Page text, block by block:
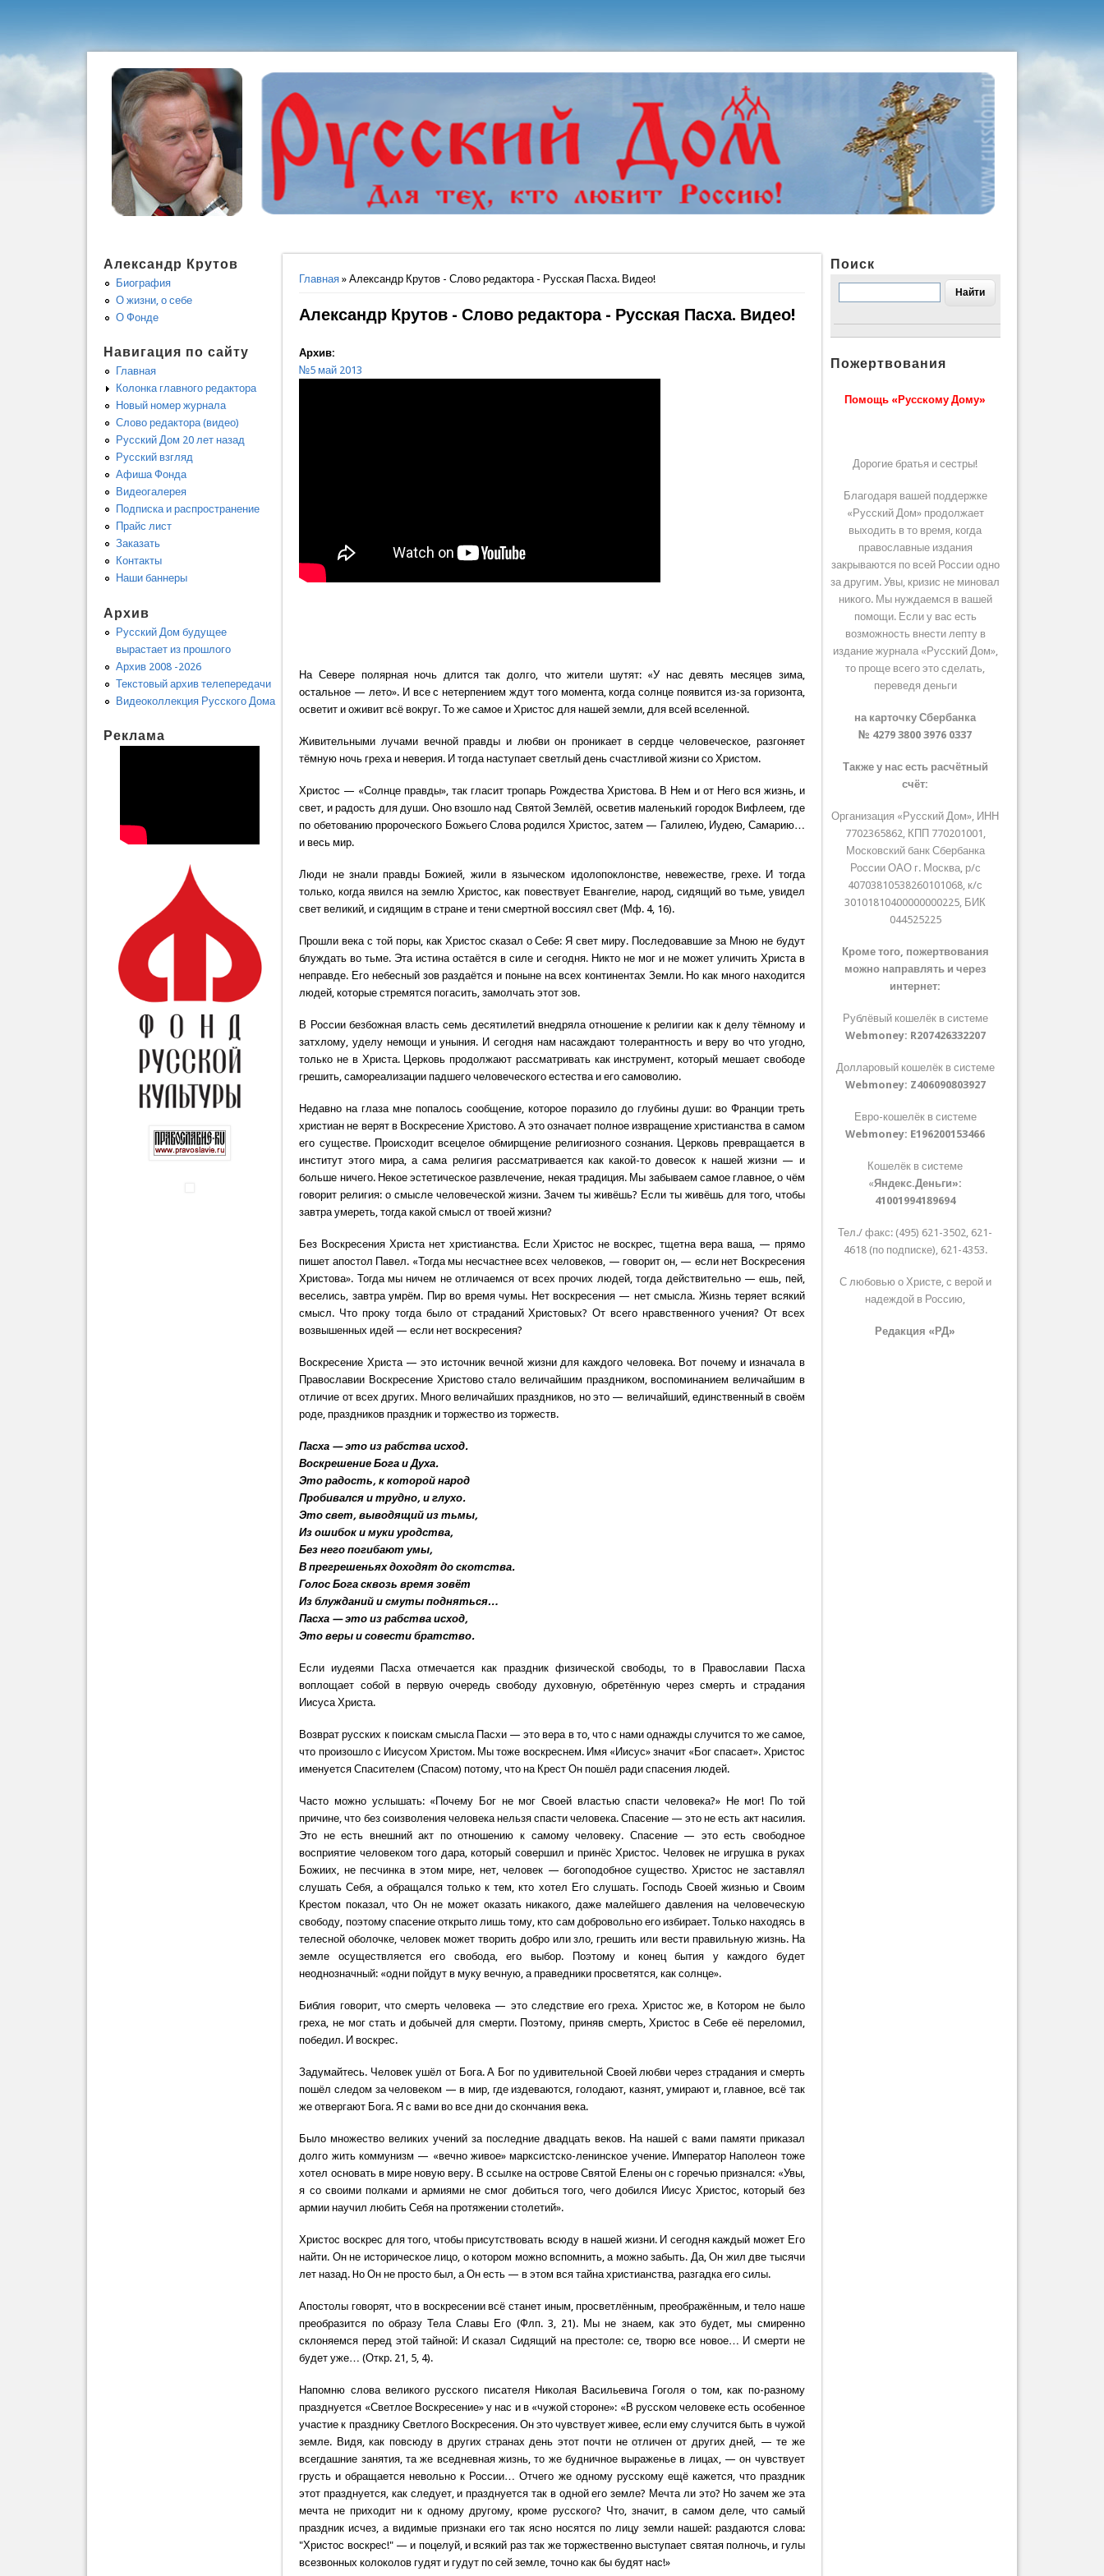
Вы здесь
Главная » Александр Крутов - Слово редактора - Русская Пасха. Видео!
Александр Крутов - Слово редактора - Русская Пасха. Видео!
Архив:
№5 май 2013
На Севере полярная ночь длится так долго, что жители шутят: «У нас девять месяцев зима,
остальное — лето». И все с нетерпением ждут того момента, когда солнце появится из-за горизонта,
осветит и оживит всё вокруг. То же самое и Христос для нашей земли, для всей вселенной.
Живительными лучами вечной правды и любви он проникает в сердце человеческое, разгоняет
тёмную ночь греха и неверия. И тогда наступает светлый день счастливой жизни со Христом.
Христос — «Солнце правды», так гласит тропарь Рождества Христова. В Нем и от Него вся жизнь, и
свет, и радость для души. Оно взошло над Святой Землёй, осветив маленький городок Вифлеем, где
по обетованию пророческого Божьего Слова родился Христос, затем — Галилею, Иудею, Самарию…
и весь мир.
Люди не знали правды Божией, жили в языческом идолопоклонстве, невежестве, грехе. И тогда
только, когда явился на землю Христос, как повествует Евангелие, народ, сидящий во тьме, увидел
свет великий, и сидящим в стране и тени смертной воссиял свет (Мф. 4, 16).
Прошли века с той поры, как Христос сказал о Себе: Я свет миру. Последовавшие за Мною не будут
блуждать во тьме. Эта истина остаётся в силе и сегодня. Никто не мог и не может уличить Христа в
неправде. Его небесный зов раздаётся и поныне на всех континентах Земли. Но как много находится
людей, которые стремятся погасить, замолчать этот зов.
В России безбожная власть семь десятилетий внедряла отношение к религии как к делу тёмному и
затхлому, уделу немощи и уныния. И сегодня нам насаждают толерантность и веру во что угодно,
только не в Христа. Церковь продолжают рассматривать как инструмент, который мешает свободе
грешить, самореализации падшего человеческого естества и его самоволию.
Недавно на глаза мне попалось сообщение, которое поразило до глубины души: во Франции треть
христиан не верят в Воскресение Христово. А это означает полное извращение христианства в самом
его существе. Происходит всецелое обмирщение религиозного сознания. Церковь превращается в
институт этого мира, а сама религия рассматривается как какой-то довесок к нашей жизни — и
больше ничего. Некое эстетическое развлечение, некая традиция. Мы забываем самое главное, о чём
говорит религия: о смысле человеческой жизни. Зачем ты живёшь? Если ты живёшь для того, чтобы
завтра умереть, тогда какой смысл от твоей жизни?
Без Воскресения Христа нет христианства. Если Христос не воскрес, тщетна вера ваша, — прямо
пишет апостол Павел. «Тогда мы несчастнее всех человеков, — говорит он, — если нет Воскресения
Христова». Тогда мы ничем не отличаемся от всех прочих людей, тогда действительно — ешь, пей,
веселись, завтра умрём. Пир во время чумы. Нет воскресения — нет смысла. Жизнь теряет всякий
смысл. Что проку тогда было от страданий Христовых? От всего нравственного учения? От всех
возвышенных идей — если нет воскресения?
Воскресение Христа — это источник вечной жизни для каждого человека. Вот почему и изначала в
Православии Воскресение Христово стало величайшим праздником, воспоминанием величайшим в
отличие от всех других. Много величайших праздников, но это — величайший, единственный в своём
роде, праздников праздник и торжество из торжеств.
Пасха — это из рабства исход.
Воскрешение Бога и Духа.
Это радость, к которой народ
Пробивался и трудно, и глухо.
Это свет, выводящий из тьмы,
Из ошибок и муки уродства,
Без него погибают умы,
В прегрешеньях доходят до скотства.
Голос Бога сквозь время зовёт
Из блужданий и смуты подняться…
Пасха — это из рабства исход,
Это веры и совести братство.
Если иудеями Пасха отмечается как праздник физической свободы, то в Православии Пасха
воплощает собой в первую очередь свободу духовную, обретённую через смерть и страдания
Иисуса Христа.
Возврат русских к поискам смысла Пасхи — это вера в то, что с нами однажды случится то же самое,
что произошло с Иисусом Христом. Мы тоже воскреснем. Имя «Иисус» значит «Бог спасает». Христос
именуется Спасителем (Спасом) потому, что на Крест Он пошёл ради спасения людей.
Часто можно услышать: «Почему Бог не мог Своей властью спасти человека?» Не мог! По той
причине, что без соизволения человека нельзя спасти человека. Спасение — это не есть акт насилия.
Это не есть внешний акт по отношению к самому человеку. Спасение — это есть свободное
восприятие человеком того дара, который совершил и принёс Христос. Человек не игрушка в руках
Божиих, не песчинка в этом мире, нет, человек — богоподобное существо. Христос не заставлял
слушать Себя, а обращался только к тем, кто хотел Его слушать. Господь Своей жизнью и Своим
Крестом показал, что Он не может оказать никакого, даже малейшего давления на человеческую
свободу, поэтому спасение открыто лишь тому, кто сам добровольно его избирает. Только находясь в
телесной оболочке, человек может творить добро или зло, грешить или вести правильную жизнь. На
земле осуществляется его свобода, его выбор. Поэтому и конец бытия у каждого будет
неоднозначный: «одни пойдут в муку вечную, а праведники просветятся, как солнце».
Библия говорит, что смерть человека — это следствие его греха. Христос же, в Котором не было
греха, не мог стать и добычей для смерти. Поэтому, приняв смерть, Христос в Себе её переломил,
победил. И воскрес.
Задумайтесь. Человек ушёл от Бога. А Бог по удивительной Своей любви через страдания и смерть
пошёл следом за человеком — в мир, где издеваются, голодают, казнят, умирают и, главное, всё так
же отвергают Бога. Я с вами во все дни до скончания века.
Было множество великих учений за последние двадцать веков. На нашей с вами памяти приказал
долго жить коммунизм — «вечно живое» марксистско-ленинское учение. Император Hаполеон тоже
хотел основать в мире новую веру. В ссылке на острове Святой Елены он с горечью признался: «Увы,
я со своими полками и армиями не смог добиться того, чего добился Иисус Христос, который без
армии научил любить Себя на протяжении столетий».
Христос воскрес для того, чтобы присутствовать всюду в нашей жизни. И сегодня каждый может Его
найти. Он не историческое лицо, о котором можно вспомнить, а можно забыть. Да, Он жил две тысячи
лет назад. Hо Он не просто был, а Он есть — в этом вся тайна христианства, разгадка его силы.
Апостолы говорят, что в воскресении всё станет иным, просветлённым, преображённым, и тело наше
преобразится по образу Тела Славы Его (Флп. 3, 21). Мы не знаем, как это будет, мы смиренно
склоняемся перед этой тайной: И сказал Сидящий на престоле: се, творю вce новое… И смерти не
будет уже… (Откр. 21, 5, 4).
Напомню слова великого русского писателя Николая Васильевича Гоголя о том, как по-разному
празднуется «Светлое Воскресение» у нас и в «чужой стороне»: «В русском человеке есть особенное
участие к празднику Светлого Воскресения. Он это чувствует живее, если ему случится быть в чужой
земле. Видя, как повсюду в других странах день этот почти не отличен от других дней, — те же
всегдашние занятия, та же вседневная жизнь, то же будничное выраженье в лицах, — он чувствует
грусть и обращается невольно к России… Отчего же одному русскому ещё кажется, что праздник
этот празднуется, как следует, и празднуется так в одной его земле? Мечта ли это? Но зачем же эта
мечта не приходит ни к одному другому, кроме русского? Что, значит, в самом деле, что самый
праздник исчез, а видимые признаки его так ясно носятся по лицу земли нашей: раздаются слова:
"Христос воскрес!" — и поцелуй, и всякий раз так же торжественно выступает святая полночь, и гулы
всезвонных колоколов гудят и гудут по сей земле, точно как бы будят нас!»
Александр Крутов
Биография
О жизни, о себе
О Фонде
Навигация по сайту
Главная
Колонка главного редактора
Новый номер журнала
Слово редактора (видео)
Русский Дом 20 лет назад
Русский взгляд
Афиша Фонда
Видеогалерея
Подписка и распространение
Прайс лист
Заказать
Контакты
Наши баннеры
Архив
Русский Дом будущее
вырастает из прошлого
Архив 2008 -2026
Текстовый архив телепередачи
Видеоколлекция Русского Дома
Реклама
Поиск
Пожертвования
Помощь «Русскому Дому»
Дорогие братья и сестры!
Благодаря вашей поддержке
«Русский Дом» продолжает
выходить в то время, когда
православные издания
закрываются по всей России одно
за другим. Увы, кризис не миновал
никого. Мы нуждаемся в вашей
помощи. Если у вас есть
возможность внести лепту в
издание журнала «Русский Дом»,
то проще всего это сделать,
переведя деньги
на карточку Сбербанка
№ 4279 3800 3976 0337
Также у нас есть расчётный
счёт:
Организация «Русский Дом», ИНН
7702365862, КПП 770201001,
Московский банк Сбербанка
России ОАО г. Москва, р/с
40703810538260101068, к/с
30101810400000000225, БИК
044525225
Кроме того, пожертвования
можно направлять и через
интернет:
Рублёвый кошелёк в системе
Webmoney: R207426332207
Долларовый кошелёк в системе
Webmoney: Z406090803927
Евро-кошелёк в системе
Webmoney: E196200153466
Кошелёк в системе
«Яндекс.Деньги»:
41001994189694
Тел./ факс: (495) 621-3502, 621-
4618 (по подписке), 621-4353.
С любовью о Христе, с верой и
надеждой в Россию,
Редакция «РД»